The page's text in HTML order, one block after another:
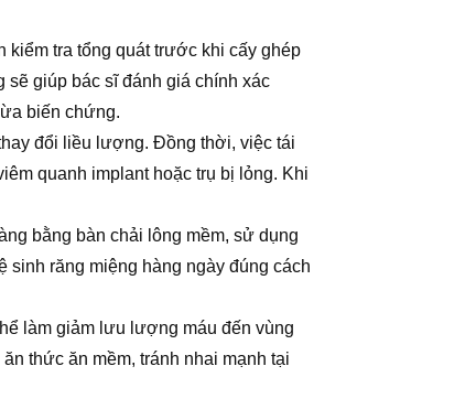
kiểm tra tổng quát trước khi cấy ghép
sẽ giúp bác sĩ đánh giá chính xác
biến chứng.
đổi liều lượng. Đồng thời, việc tái
quanh implant hoặc trụ bị lỏng. Khi
bằng bàn chải lông mềm, sử dụng
sinh răng miệng hàng ngày đúng cách
làm giảm lưu lượng máu đến vùng
thức ăn mềm, tránh nhai mạnh tại